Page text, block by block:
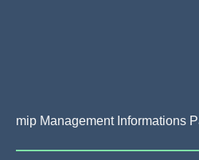
mip Management Informations